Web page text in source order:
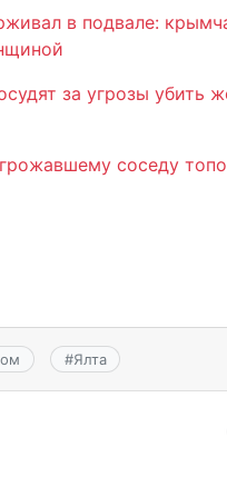
в подвале:
за угрозы убить
соседу
#Ялта